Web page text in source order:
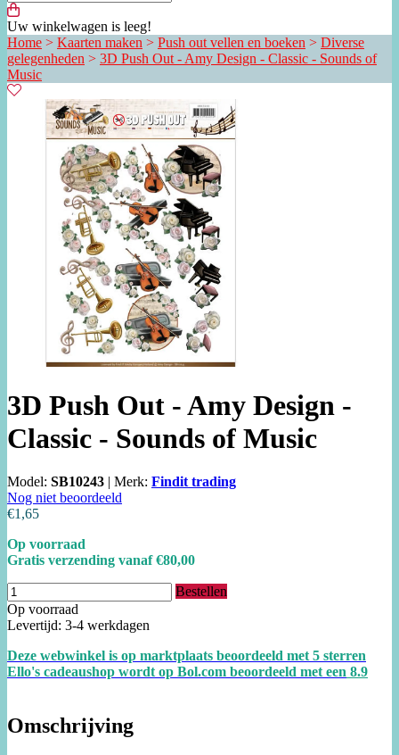
Uw winkelwagen is leeg!
Home > Kaarten maken > Push out vellen en boeken > Diverse
gelegenheden > 3D Push Out - Amy Design - Classic - Sounds of
Music
3D Push Out - Amy Design -
Classic - Sounds of Music
Model: SB10243 | Merk: Findit trading
Nog niet beoordeeld
€1,65
Op voorraad
Gratis verzending vanaf €80,00
Bestellen
Op voorraad
Levertijd: 3-4 werkdagen
Deze webwinkel is op marktplaats beoordeeld met 5 sterren
Ello's cadeaushop wordt op Bol.com beoordeeld met een 8.9
Omschrijving